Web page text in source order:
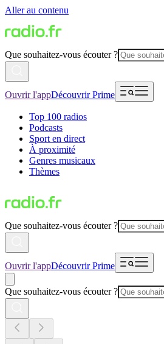
Aller au contenu
Que souhaitez-vous écouter ?
Ouvrir l'appDécouvrir Prime
Top 100 radios
Podcasts
Sport en direct
À proximité
Genres musicaux
Thèmes
Que souhaitez-vous écouter ?
Ouvrir l'appDécouvrir Prime
Que souhaitez-vous écouter ?